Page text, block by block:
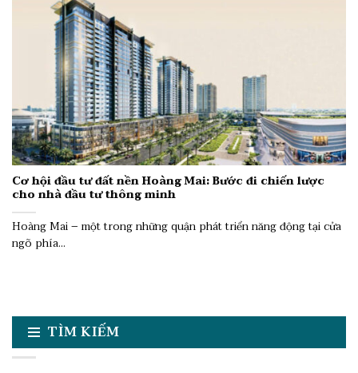
Cơ hội đầu tư đất nền Hoàng Mai: Bước đi chiến lược
cho nhà đầu tư thông minh
Hoàng Mai – một trong những quận phát triển năng động tại cửa
ngõ phía...
TÌM KIẾM